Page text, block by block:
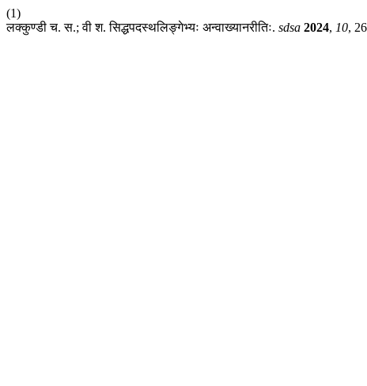
(1)
लक्कुण्डी च. स.; वी श. सिद्धपदस्थलिङ्गेभ्यः अन्वाख्यानरीतिः. sdsa 2024, 10,